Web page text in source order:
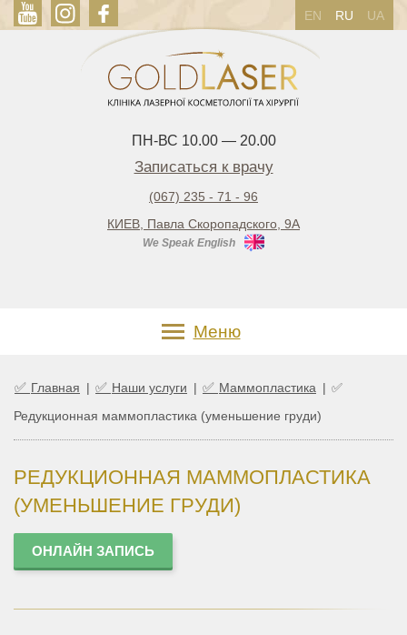
EN RU UA
ПН-ВС 10.00 — 20.00
Записаться к врачу
(067) 235 - 71 - 96
КИЕВ, Павла Скоропадского, 9А
We Speak English
Меню
✅ Главная | ✅ Наши услуги | ✅ Маммопластика | ✅
Редукционная маммопластика (уменьшение груди)
РЕДУКЦИОННАЯ МАММОПЛАСТИКА
(УМЕНЬШЕНИЕ ГРУДИ)
ОНЛАЙН ЗАПИСЬ